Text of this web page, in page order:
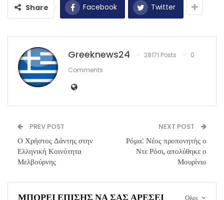
Share Facebook Twitter
Greeknews24 28171 Posts
0
Comments
PREV POST
Ο Χρήστος Δάντης στην
Ελληνική Κοινότητα
Μελβούρνης
NEXT POST
Ρόμα: Νέος προπονητής ο
Ντε Ρόσι, απολύθηκε ο
Μουρίνιο
Ολοι
ΜΠΟΡΕΊ ΕΠΊΣΗΣ ΝΑ ΣΑΣ ΑΡΈΣΕΙ